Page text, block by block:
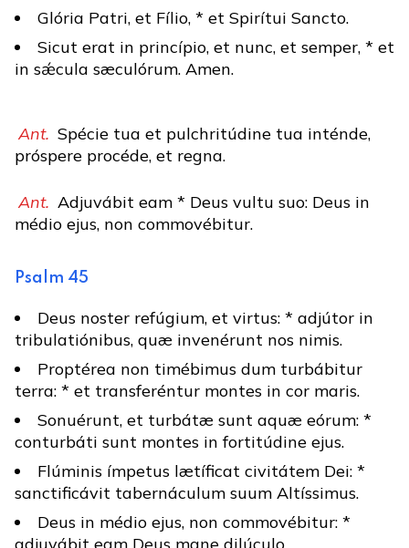
Glória Patri, et Fílio, * et Spirítui Sancto.
Sicut erat in princípio, et nunc, et semper, * et
in sǽcula sæculórum. Amen.
Ant. Spécie tua et pulchritúdine tua inténde,
próspere procéde, et regna.
Ant. Adjuvábit eam * Deus vultu suo: Deus in
médio ejus, non commovébitur.
Psalm 45
Deus noster refúgium, et virtus: * adjútor in
tribulatiónibus, quæ invenérunt nos nimis.
Proptérea non timébimus dum turbábitur
terra: * et transferéntur montes in cor maris.
Sonuérunt, et turbátæ sunt aquæ eórum: *
conturbáti sunt montes in fortitúdine ejus.
Flúminis ímpetus lætíficat civitátem Dei: *
sanctificávit tabernáculum suum Altíssimus.
Deus in médio ejus, non commovébitur: *